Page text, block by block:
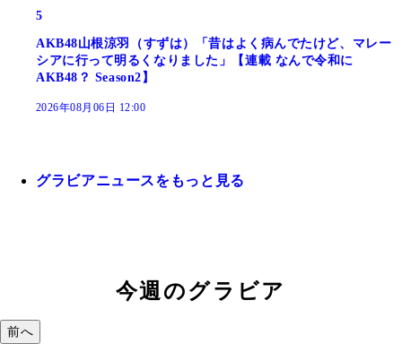
5
AKB48山根涼羽（すずは）「昔はよく病んでたけど、マレー
シアに行って明るくなりました」【連載 なんで令和に
AKB48？ Season2】
2026年08月06日 12:00
グラビアニュースをもっと見る
今週のグラビア
前へ